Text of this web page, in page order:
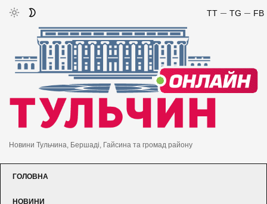
FB
TG
TT
Новини Тульчина, Бершаді, Гайсина та громад району
ГОЛОВНА
НОВИНИ